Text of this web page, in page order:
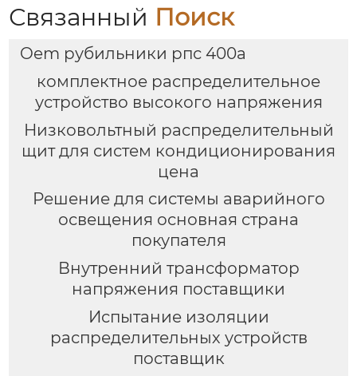
Связанный Поиск
Oem рубильники рпс 400а
комплектное распределительное
устройство высокого напряжения
Низковольтный распределительный
щит для систем кондиционирования
цена
Решение для системы аварийного
освещения основная страна
покупателя
Внутренний трансформатор
напряжения поставщики
Испытание изоляции
распределительных устройств
поставщик